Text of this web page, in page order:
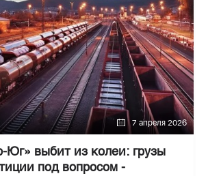
7 апреля 2026
Юг» выбит из колеи: грузы
под вопросом -